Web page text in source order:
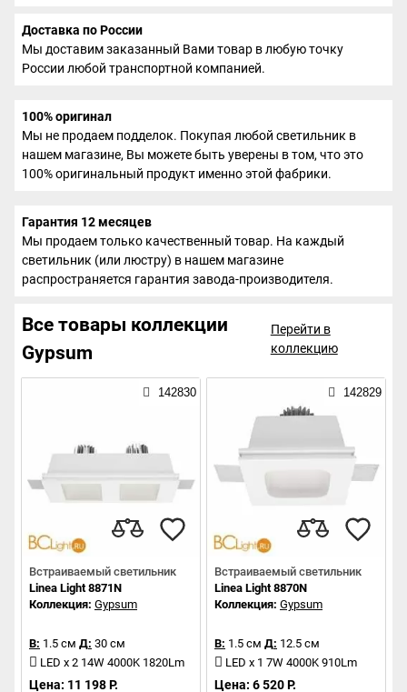
Доставка по России
Мы доставим заказанный Вами товар в любую точку
России любой транспортной компанией.
100% оригинал
Мы не продаем подделок. Покупая любой светильник в
нашем магазине, Вы можете быть уверены в том, что это
100% оригинальный продукт именно этой фабрики.
Гарантия 12 месяцев
Мы продаем только качественный товар. На каждый
светильник (или люстру) в нашем магазине
распространяется гарантия завода-производителя.
Все товары коллекции
Gypsum
Перейти в
коллекцию
142830
Встраиваемый светильник
Linea Light 8871N
Коллекция: Gypsum
В: 1.5 см Д: 30 см
LED x 2 14W 4000K 1820Lm
Цена: 11 198 Р.
142829
Встраиваемый светильник
Linea Light 8870N
Коллекция: Gypsum
В: 1.5 см Д: 12.5 см
LED x 1 7W 4000K 910Lm
Цена: 6 520 Р.